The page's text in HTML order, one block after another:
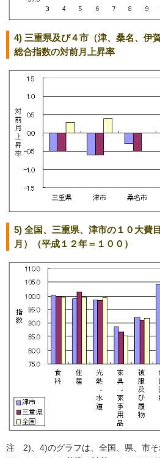
4) 三重県及び４市（津、桑名、伊
総合指数の対前月上昇率
5) 全国、三重県、津市の１０大費
月）（平成１２年＝１００）
注 2)、4)のグラフは、全国、県、市そ